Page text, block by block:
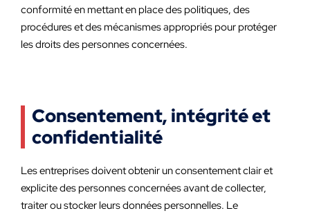
conformité en mettant en place des politiques, des
procédures et des mécanismes appropriés pour protéger
les droits des personnes concernées.
Consentement, intégrité et
confidentialité
Les entreprises doivent obtenir un consentement clair et
explicite des personnes concernées avant de collecter,
traiter ou stocker leurs données personnelles. Le